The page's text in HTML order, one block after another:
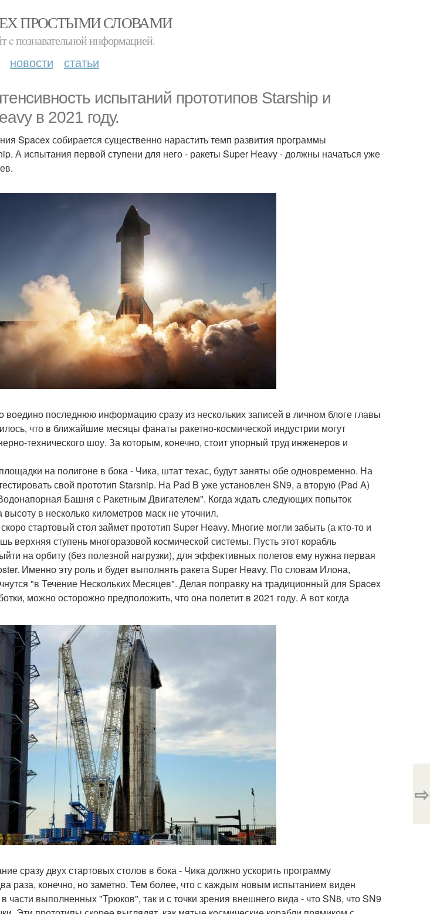
ПРОСТЫМИ СЛОВАМИ
c познавательной информацией.
новости статьи
испытаний прототипов Starship и
в 2021 году.
Spacex собирается существенно нарастить темп развития программы
А испытания первой ступени для него - ракеты Super Heavy - должны начаться уже
воедино последнюю информацию сразу из нескольких записей в личном блоге главы
что в ближайшие месяцы фанаты ракетно-космической индустрии могут
технического шоу. За которым, конечно, стоит упорный труд инженеров и
на полигоне в бока - Чика, штат техас, будут заняты обе одновременно. На
свой прототип Starsnip. На Pad B уже установлен SN9, а вторую (Pad A)
Башня с Ракетным Двигателем". Когда ждать следующих попыток
в несколько километров маск не уточнил.
стартовый стол займет прототип Super Heavy. Многие могли забыть (а кто-то и
верхняя ступень многоразовой космической системы. Пусть этот корабль
на орбиту (без полезной нагрузки), для эффективных полетов ему нужна первая
Именно эту роль и будет выполнять ракета Super Heavy. По словам Илона,
"в Течение Нескольких Месяцев". Делая поправку на традиционный для Spacex
можно осторожно предположить, что она полетит в 2021 году. А вот когда
сразу двух стартовых столов в бока - Чика должно ускорить программу
раза, конечно, но заметно. Тем более, что с каждым новым испытанием виден
части выполненных "Трюков", так и с точки зрения внешнего вида - что SN8, что SN9
⇨